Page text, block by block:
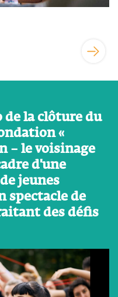
la clôture du
«
– le voisinage
d'une
jeunes
spectacle de
des défis